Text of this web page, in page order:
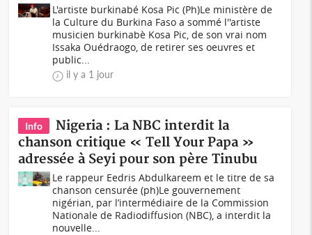
L'artiste burkinabé Kosa Pic (Ph)Le ministère de
la Culture du Burkina Faso a sommé l''artiste
musicien burkinabè Kosa Pic, de son vrai nom
Issaka Ouédraogo, de retirer ses oeuvres et
public...
il y a 1 jour
Info
Nigeria : La NBC interdit la
chanson critique « Tell Your Papa »
adressée à Seyi pour son père Tinubu
Le rappeur Eedris Abdulkareem et le titre de sa
chanson censurée (ph)Le gouvernement
nigérian, par l’intermédiaire de la Commission
Nationale de Radiodiffusion (NBC), a interdit la
nouvelle...